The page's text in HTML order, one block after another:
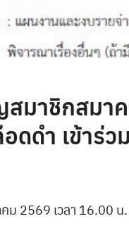
สมาชิกสมา
อดดำ เข้าร่
ม 2569 เวลา 16.00